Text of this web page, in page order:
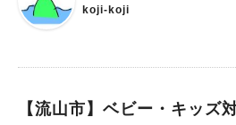
塚】参拝しました ▶️＜流山を散策してみたvol.1＞パワースポッ
koji-koji
【流山市】ベビー・キッズ